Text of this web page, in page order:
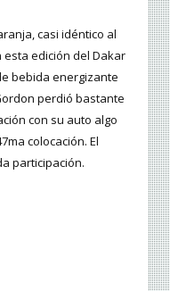
casi idéntico al
edición del Dakar
bebida energizante
perdió bastante
con su auto algo
colocación. El
participación.